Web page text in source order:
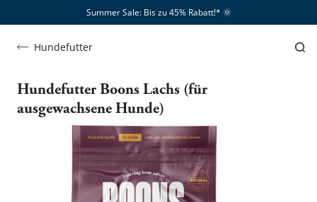
Summer Sale: Bis zu 45% Rabatt!*​ 🌞
Hundefutter
Hundefutter Boons Lachs (für
ausgewachsene Hunde)